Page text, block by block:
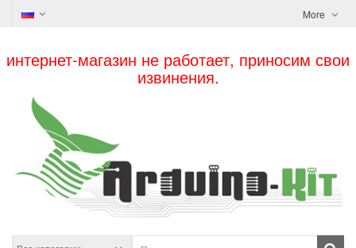
More
интернет-магазин не работает, приносим свои
извинения.